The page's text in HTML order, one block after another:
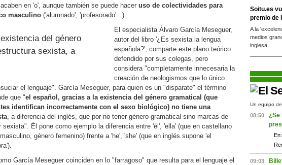
en 'o', aunque también se puede hacer uso de colectividades para
masculino ('alumnado', 'profesorado'...)
del género
sexista, a
El especialista Álvaro García Meseguer,
autor del libro '¿Es sexista la lengua
española?', comparte este plano teórico
defendido por sus colegas, pero
considera "completamente innecesaria la
creación de neologismos que lo único
el lenguaje". García Meseguer, para quien es un "disparate" el término
que "el español, gracias a la existencia del género gramatical (que
identifican incorrectamente con el sexo biológico) no tiene una
, a diferencia del inglés, que por no tener género gramatical sino marcas de
sexista". Él pone como ejemplo la diferencia entre 'él', 'ella' (que en castellano
género femenino) frente a 'he', 'she' (que en inglés supone 'el
García Meseguer coinciden en lo "farragoso" que resulta para el lenguaje el
Soitu.es
premio de
A la
medios
inglesa.
Un equipo
08:50
¿Se
En:
09:03